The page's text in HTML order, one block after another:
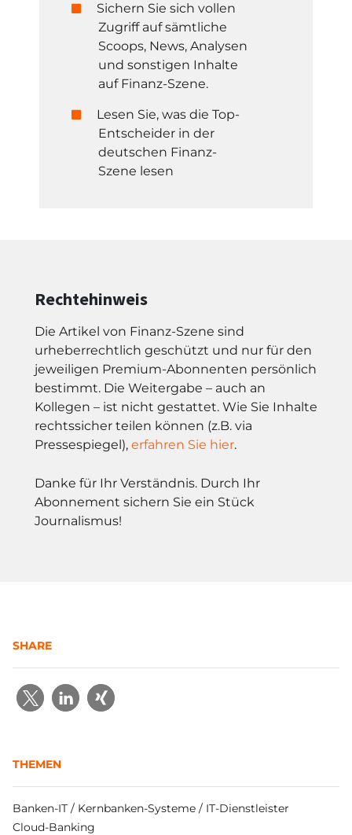
Sichern Sie sich vollen
Zugriff auf sämtliche
Scoops, News, Analysen
und sonstigen Inhalte
auf Finanz-Szene.
Lesen Sie, was die Top-
Entscheider in der
deutschen Finanz-
Szene lesen
Rechtehinweis
Die Artikel von Finanz-Szene sind
urheberrechtlich geschützt und nur für den
jeweiligen Premium-Abonnenten persönlich
bestimmt. Die Weitergabe – auch an
Kollegen – ist nicht gestattet. Wie Sie Inhalte
rechtssicher teilen können (z.B. via
Pressespiegel), erfahren Sie hier.
Danke für Ihr Verständnis. Durch Ihr
Abonnement sichern Sie ein Stück
Journalismus!
SHARE
THEMEN
Banken-IT / Kernbanken-Systeme / IT-Dienstleister
Cloud-Banking